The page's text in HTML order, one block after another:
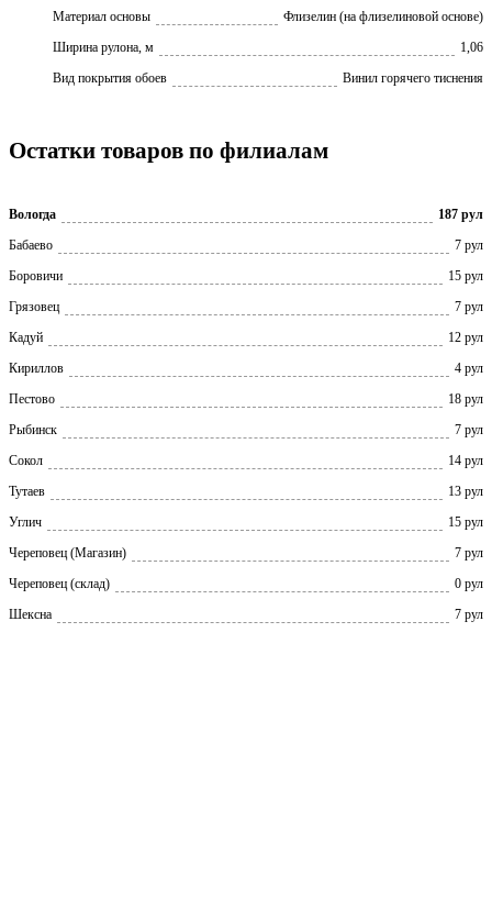
Материал основы
Флизелин (на флизелиновой основе)
Ширина рулона, м
1,06
Вид покрытия обоев
Винил горячего тиснения
Остатки товаров по филиалам
Вологда
187 рул
Бабаево
7 рул
Боровичи
15 рул
Грязовец
7 рул
Кадуй
12 рул
Кириллов
4 рул
Пестово
18 рул
Рыбинск
7 рул
Сокол
14 рул
Тутаев
13 рул
Углич
15 рул
Череповец (Магазин)
7 рул
Череповец (склад)
0 рул
Шексна
7 рул